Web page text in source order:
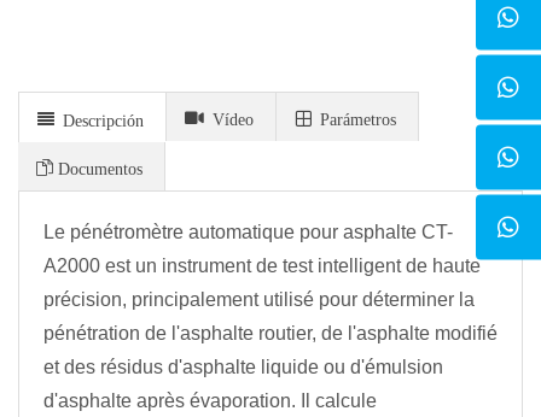
Descripción Vídeo Parámetros
Documentos
Le pénétromètre automatique pour asphalte CT-
A2000 est un instrument de test intelligent de haute
précision, principalement utilisé pour déterminer la
pénétration de l'asphalte routier, de l'asphalte modifié
et des résidus d'asphalte liquide ou d'émulsion
d'asphalte après évaporation. Il calcule